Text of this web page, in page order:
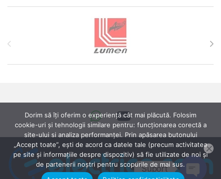
Dorim să îți oferim o experiență cât mai plăcută. Folosim
cookie-uri și tehnologii similare pentru: funcționarea corectă a
site-ului si analiza performanței. Prin apăsarea butonului
„Accept toate”, ești de acord ca datele tale (precum activitatea
pe site și informațiile despre dispozitiv) să fie utilizate de noi și
de partenerii noștri pentru scopurile de mai sus.
Suport